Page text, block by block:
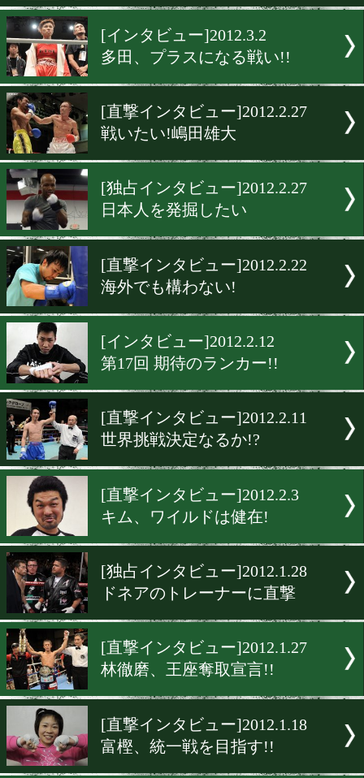
[直撃インタビュー]2012.3.8
清水、想いをぶつける!!
[インタビュー]2012.3.2
多田、プラスになる戦い!!
戦いたい!嶋田雄大
[独占インタビュー
日本人を発掘したい
[直撃インタビュー
海外でも構わない!
[インタビュー]2012.2.12
[直撃インタビュー
世界挑戦決定なるか!?
[直撃インタビュー]2012.2.3
キム、ワイルドは健在!